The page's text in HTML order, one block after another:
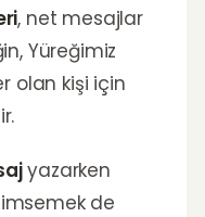
, net mesajlar
Yüreğimiz
olan kişi için
yazarken
de